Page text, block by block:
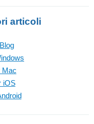
articoli
Mac
iOS